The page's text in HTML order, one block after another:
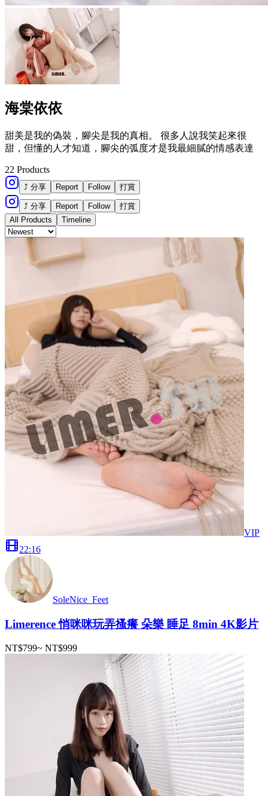
海棠依依
甜美是我的偽裝，腳尖是我的真相。 很多人說我笑起來很
甜，但懂的人才知道，腳尖的弧度才是我最細膩的情感表達
22 Products
⤴ 分享 Report Follow 打賞
⤴ 分享 Report Follow
打賞
All Products
Timeline
VIP
22:16
SoleNice_Feet
Limerence 悄咪咪玩弄搔癢 朵樂 睡足 8min 4K影片
NT$799~ NT$999